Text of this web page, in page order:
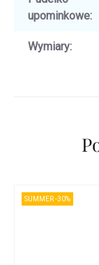
upominkowe:
Wymiary:
SUMMER -30%